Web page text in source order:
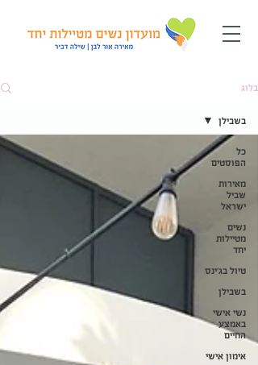
בלוג
כל
הפוסטים
מאירות
שביל
ישראל
נשים
מטיילות
יחד
טיול בג'ינס
בשבילן
נשי אישי
באמצע
החיים
אימון אישי
בשבילן